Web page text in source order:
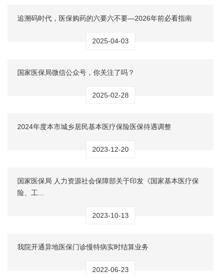
追溯码时代，医保购药的六要六不要—2026年前必看指南
2025-04-03
国家医保局微信公众号，你关注了吗？
2025-02-28
2024年度本市城乡居民基本医疗保险医保待遇调整
2023-12-20
国家医保局 人力资源社会保障部关于印发《国家基本医疗保
险、工...
2023-10-13
我院开通异地医保门诊慢特病实时结算业务
2022-06-23